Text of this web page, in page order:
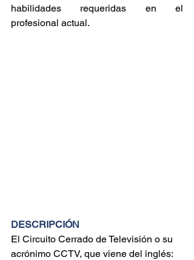
habilidades requeridas en el
profesional actual.
DESCRIPCIÓN
El Circuito Cerrado de Televisión o su
acrónimo CCTV, que viene del inglés: